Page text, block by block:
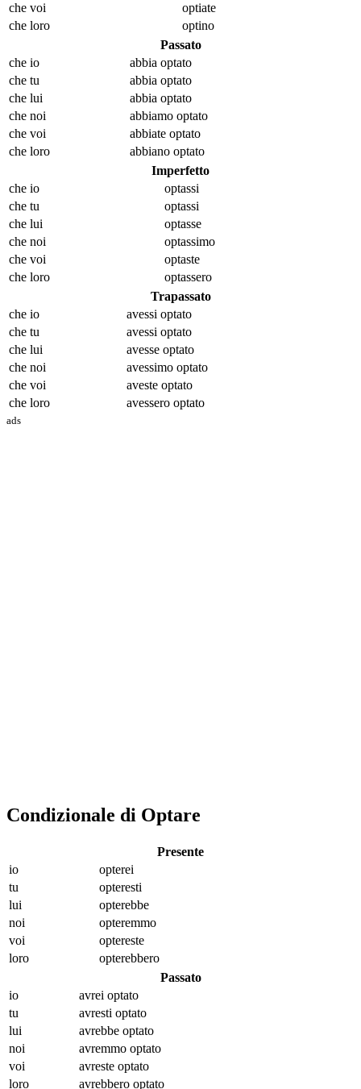
che voi
optiate
che loro
optino
Passato
che io
abbia optato
che tu
abbia optato
che lui
abbia optato
che noi
abbiamo optato
che voi
abbiate optato
che loro
abbiano optato
Imperfetto
che io
optassi
che tu
optassi
che lui
optasse
che noi
optassimo
che voi
optaste
che loro
optassero
Trapassato
che io
avessi optato
che tu
avessi optato
che lui
avesse optato
che noi
avessimo optato
che voi
aveste optato
che loro
avessero optato
ads
Condizionale di Optare
Presente
io
opterei
tu
opteresti
lui
opterebbe
noi
opteremmo
voi
optereste
loro
opterebbero
Passato
io
avrei optato
tu
avresti optato
lui
avrebbe optato
noi
avremmo optato
voi
avreste optato
loro
avrebbero optato